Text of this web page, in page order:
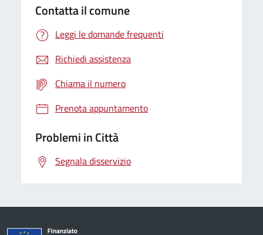
Contatta il comune
Leggi le domande frequenti
Richiedi assistenza
Chiama il numero
Prenota appuntamento
Problemi in Città
Segnala disservizio